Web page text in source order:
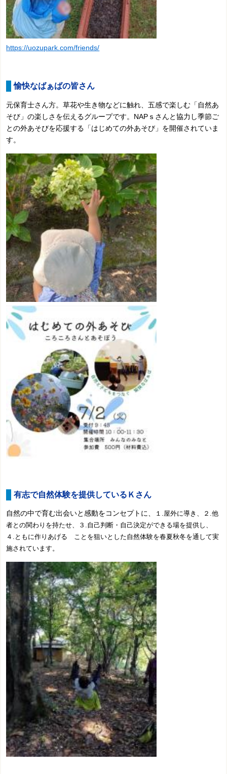
https://uozupark.com/friends/
愉快なばぁばの皆さん
元保育士さん方。草花や生き物などに触れ、五感で楽しむ「自然あ
そび」の楽しさを伝えるグループです。NAPｓさんと協力し季節ご
との外あそびを応援する「はじめての外あそび」を開催されていま
す。
有志で自然体験を提供しているＫさん
自然の中で育む出会いと感動をコンセプトに、
１.屋外に導き、２.他
者との関わりを持たせ、３.自己判断・自己決定ができる場を提供し、
４.ともに作りあげる ことを狙いとした自然体験を春夏秋冬を通して実
施されています。